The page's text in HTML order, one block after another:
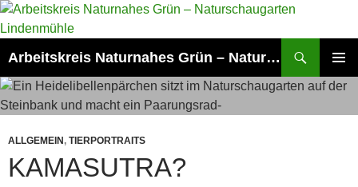
Zum
Inhalt
Arbeitskreis Naturnahes Grün – Naturschaugarten Lindenmühle
MENÜ
ALLGEMEIN , TIERPORTRAITS
KAMASUTRA?